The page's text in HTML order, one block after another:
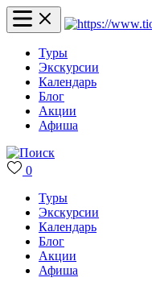
Туры
Экскурсии
Календарь
Блог
Акции
Афиша
0
Туры
Экскурсии
Календарь
Блог
Акции
Афиша